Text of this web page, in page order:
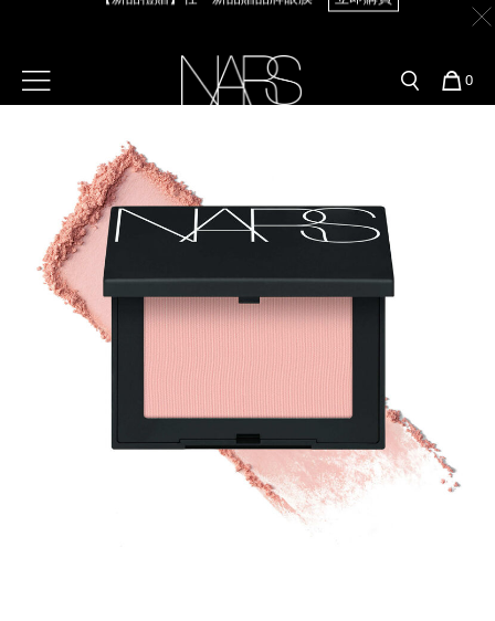
【8.6-8.9 限定】全館最高享14%回饋
【8/3-8/10限定】明星底妝買1送1
【8/3-8/10限定】限時輸碼贈迷你腮紅露 立即購買
新客首購輸＜WELCOME＞享9折
選單"
您
0
預約金曲獎妝容
官網獨家組合
水光頰彩系列
試用送到家
彩盤及禮盒組
雙頰
彩妝專欄
專業彩妝學院